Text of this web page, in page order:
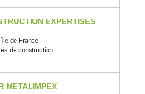
EXPERTISES
de-France
de construction
METALIMPEX